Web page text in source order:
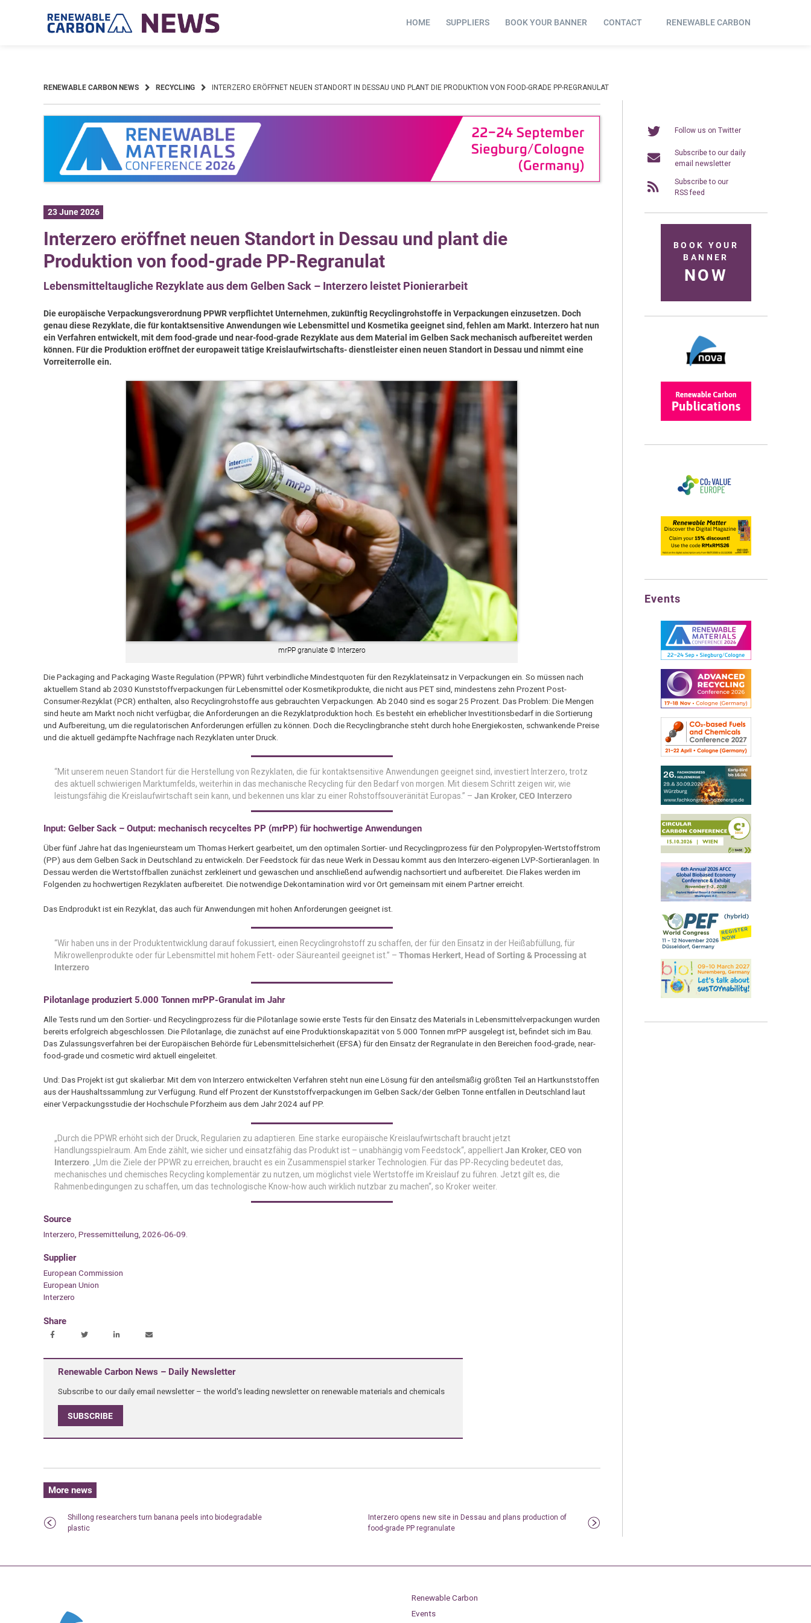
HOME SUPPLIERS BOOK YOUR BANNER CONTACT RENEWABLE CARBON
RENEWABLE CARBON NEWS RECYCLING INTERZERO ERÖFFNET NEUEN STANDORT IN DESSAU UND PLANT DIE PRODUKTION VON FOOD-GRADE PP-REGRANULAT
23 June 2026
Interzero eröffnet neuen Standort in Dessau und plant die
Produktion von food-grade PP-Regranulat
Lebensmitteltaugliche Rezyklate aus dem Gelben Sack – Interzero leistet Pionierarbeit
Die europäische Verpackungsverordnung PPWR verpflichtet Unternehmen, zukünftig Recyclingrohstoffe in Verpackungen einzusetzen. Doch
genau diese Rezyklate, die für kontaktsensitive Anwendungen wie Lebensmittel und Kosmetika geeignet sind, fehlen am Markt. Interzero hat nun
ein Verfahren entwickelt, mit dem food-grade und near-food-grade Rezyklate aus dem Material im Gelben Sack mechanisch aufbereitet werden
können. Für die Produktion eröffnet der europaweit tätige Kreislaufwirtschafts- dienstleister einen neuen Standort in Dessau und nimmt eine
Vorreiterrolle ein.
mrPP granulate © Interzero
Die Packaging and Packaging Waste Regulation (PPWR) führt verbindliche Mindestquoten für den Rezyklateinsatz in Verpackungen ein. So müssen nach
aktuellem Stand ab 2030 Kunststoffverpackungen für Lebensmittel oder Kosmetikprodukte, die nicht aus PET sind, mindestens zehn Prozent Post-
Consumer-Rezyklat (PCR) enthalten, also Recyclingrohstoffe aus gebrauchten Verpackungen. Ab 2040 sind es sogar 25 Prozent. Das Problem: Die Mengen
sind heute am Markt noch nicht verfügbar, die Anforderungen an die Rezyklatproduktion hoch. Es besteht ein erheblicher Investitionsbedarf in die Sortierung
und Aufbereitung, um die regulatorischen Anforderungen erfüllen zu können. Doch die Recyclingbranche steht durch hohe Energiekosten, schwankende Preise
und die aktuell gedämpfte Nachfrage nach Rezyklaten unter Druck.
“Mit unserem neuen Standort für die Herstellung von Rezyklaten, die für kontaktsensitive Anwendungen geeignet sind, investiert Interzero, trotz
des aktuell schwierigen Marktumfelds, weiterhin in das mechanische Recycling für den Bedarf von morgen. Mit diesem Schritt zeigen wir, wie
leistungsfähig die Kreislaufwirtschaft sein kann, und bekennen uns klar zu einer Rohstoffsouveränität Europas.” – Jan Kroker, CEO Interzero
Input: Gelber Sack – Output: mechanisch recyceltes PP (mrPP) für hochwertige Anwendungen
Über fünf Jahre hat das Ingenieursteam um Thomas Herkert gearbeitet, um den optimalen Sortier- und Recyclingprozess für den Polypropylen-Wertstoffstrom
(PP) aus dem Gelben Sack in Deutschland zu entwickeln. Der Feedstock für das neue Werk in Dessau kommt aus den Interzero-eigenen LVP-Sortieranlagen. In
Dessau werden die Wertstoffballen zunächst zerkleinert und gewaschen und anschließend aufwendig nachsortiert und aufbereitet. Die Flakes werden im
Folgenden zu hochwertigen Rezyklaten aufbereitet. Die notwendige Dekontamination wird vor Ort gemeinsam mit einem Partner erreicht.
Das Endprodukt ist ein Rezyklat, das auch für Anwendungen mit hohen Anforderungen geeignet ist.
“Wir haben uns in der Produktentwicklung darauf fokussiert, einen Recyclingrohstoff zu schaffen, der für den Einsatz in der Heißabfüllung, für
Mikrowellenprodukte oder für Lebensmittel mit hohem Fett- oder Säureanteil geeignet ist.” – Thomas Herkert, Head of Sorting & Processing at
Interzero
Pilotanlage produziert 5.000 Tonnen mrPP-Granulat im Jahr
Alle Tests rund um den Sortier- und Recyclingprozess für die Pilotanlage sowie erste Tests für den Einsatz des Materials in Lebensmittelverpackungen wurden
bereits erfolgreich abgeschlossen. Die Pilotanlage, die zunächst auf eine Produktionskapazität von 5.000 Tonnen mrPP ausgelegt ist, befindet sich im Bau.
Das Zulassungsverfahren bei der Europäischen Behörde für Lebensmittelsicherheit (EFSA) für den Einsatz der Regranulate in den Bereichen food-grade, near-
food-grade und cosmetic wird aktuell eingeleitet.
Und: Das Projekt ist gut skalierbar. Mit dem von Interzero entwickelten Verfahren steht nun eine Lösung für den anteilsmäßig größten Teil an Hartkunststoffen
aus der Haushaltssammlung zur Verfügung. Rund elf Prozent der Kunststoffverpackungen im Gelben Sack/der Gelben Tonne entfallen in Deutschland laut
einer Verpackungsstudie der Hochschule Pforzheim aus dem Jahr 2024 auf PP.
„Durch die PPWR erhöht sich der Druck, Regularien zu adaptieren. Eine starke europäische Kreislaufwirtschaft braucht jetzt
Handlungsspielraum. Am Ende zählt, wie sicher und einsatzfähig das Produkt ist – unabhängig vom Feedstock“, appelliertJan Kroker, CEO von
Interzero. „Um die Ziele der PPWR zu erreichen, braucht es ein Zusammenspiel starker Technologien. Für das PP-Recycling bedeutet das,
mechanisches und chemisches Recycling komplementär zu nutzen, um möglichst viele Wertstoffe im Kreislauf zu führen. Jetzt gilt es, die
Rahmenbedingungen zu schaffen, um das technologische Know-how auch wirklich nutzbar zu machen“, so Kroker weiter.
Source
Interzero, Pressemitteilung, 2026-06-09.
Supplier
European Commission
European Union
Interzero
Share
Renewable Carbon News – Daily Newsletter
Subscribe to our daily email newsletter – the world's leading newsletter on renewable materials and chemicals
SUBSCRIBE
More news
Shillong researchers turn banana peels into biodegradable
plastic
Interzero opens new site in Dessau and plans production of
food-grade PP regranulate
Follow us on Twitter
Subscribe to our daily
email newsletter
Subscribe to our
RSS feed
BOOK YOUR
BANNER
NOW
Events
Renewable Carbon
Events